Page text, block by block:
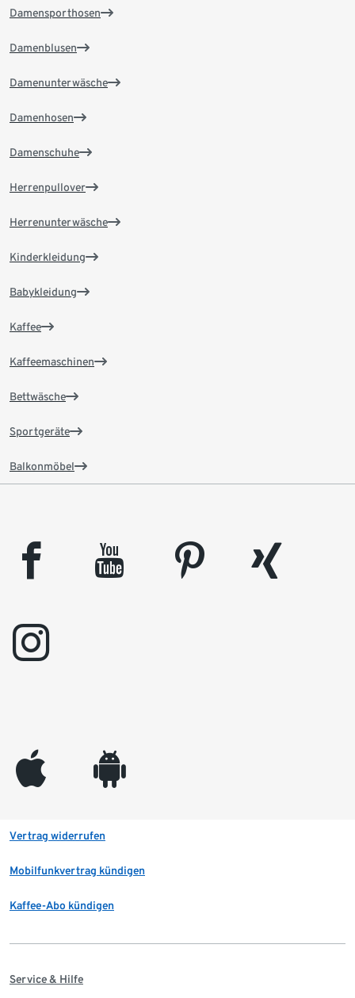
Damensporthosen
Damenblusen
Damenunterwäsche
Damenhosen
Damenschuhe
Herrenpullover
Herrenunterwäsche
Kinderkleidung
Babykleidung
Kaffee
Kaffeemaschinen
Bettwäsche
Sportgeräte
Balkonmöbel
facebook youtube pinterest
xing
instagram
appleinc android
Vertrag widerrufen
Mobilfunkvertrag kündigen
Kaffee-Abo kündigen
Service & Hilfe